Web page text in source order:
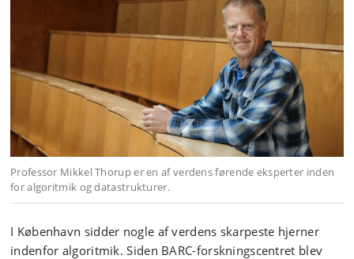
Professor Mikkel Thorup er en af verdens førende eksperter inden
for algoritmik og datastrukturer.
I København sidder nogle af verdens skarpeste hjerner
indenfor algoritmik. Siden BARC-forskningscentret blev